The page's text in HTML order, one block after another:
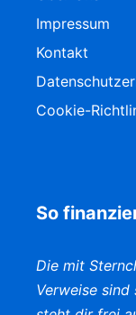
Impressum
Kontakt
Cookie-
So
Die mit
Verweise